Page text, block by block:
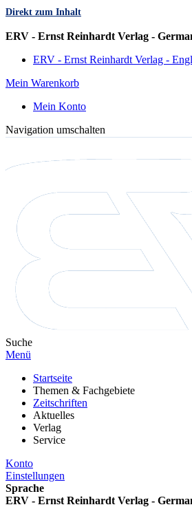
Direkt zum Inhalt
ERV - Ernst Reinhardt Verlag -
ERV - Ernst Reinhardt Verlag -
Mein Warenkorb
Mein Konto
Navigation umschalten
Suche
Menü
Startseite
Themen & Fachgebiete
Zeitschriften
Aktuelles
Verlag
Service
Konto
Einstellungen
Sprache
ERV - Ernst Reinhardt Verlag -